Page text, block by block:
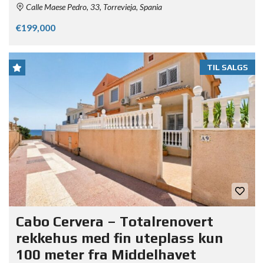
Calle Maese Pedro, 33, Torrevieja, Spania
€199,000
TIL SALGS
Cabo Cervera – Totalrenovert
rekkehus med fin uteplass kun
100 meter fra Middelhavet